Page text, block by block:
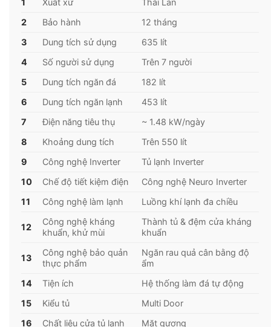
Tủ lạnh Multi Door này có dung tích lên đến 635 lít
nên bạn có thể thoải mái bảo quản lượng lớn thực
phẩm cho gia đình trên 5 thành viên, không cần
1
Xuất xứ
Thái Lan
2
Bảo hành
12 tháng
3
Dung tích sử dụng
635 lít
4
Số người sử dụng
Trên 7 người
5
Dung tích ngăn đá
182 lít
6
Dung tích ngăn lạnh
453 lít
7
Điện năng tiêu thụ
~ 1.48 kW/ngày
8
Khoảng dung tích
Trên 550 lít
9
Công nghệ Inverter
Tủ lạnh Inverter
10
Chế độ tiết kiệm điện
Công nghệ Neuro Inverter
11
Công nghệ làm lạnh Luồng khí lạnh đa chiều
12
Công nghệ kháng
khuẩn, khử mùi
Thành tủ & đệm cửa kháng
khuẩn
13
Công nghệ bảo quản
thực phẩm
Ngăn rau quả cân bằng độ
ẩm
14
Tiện ích
Hệ thống làm đá tự động
15
Kiểu tủ
Multi Door
16
Chất liệu cửa tủ lạnh
Mặt gương